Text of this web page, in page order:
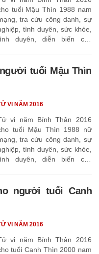
tuổi Mậu Thìn 1988 nam
tra cứu công danh, sự
tình duyên, sức khỏe,
duyên, diễn biến các
tuổi Mậu Thìn
vi năm Bính Thân 2016
tuổi Mậu Thìn 1988 nữ
tra cứu công danh, sự
tình duyên, sức khỏe,
duyên, diễn biến các
VI NĂM 2016
người tuổi Canh
vi năm Bính Thân 2016
tuổi Canh Thìn 2000 nam
VI NĂM 2016